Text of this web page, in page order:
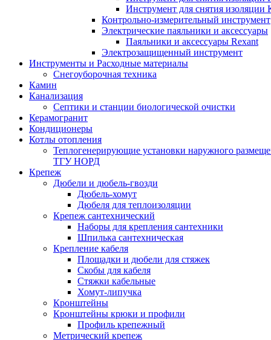
Инструмент для снятия
Контрольно-измерительный инструмент
Электрические паяльники и аксессуары
Паяльники и аксессуары Rexant
Электрозащищенный инструмент
Инструменты и Расходные материалы
Снегоуборочная техника
Камин
Канализация
Септики и станции биологической очистки
Керамогранит
Кондиционеры
Котлы отопления
Теплогенерирующие установки наружного
ТГУ НОРД
Крепеж
Дюбели и дюбель-гвозди
Дюбель-хомут
Дюбеля для теплоизоляции
Крепеж сантехнический
Наборы для крепления сантехники
Шпилька сантехническая
Крепление кабеля
Площадки и дюбели для стяжек
Скобы для кабеля
Стяжки кабельные
Хомут-липучка
Кронштейны
Кронштейны крюки и профили
Профиль крепежный
Метрический крепеж